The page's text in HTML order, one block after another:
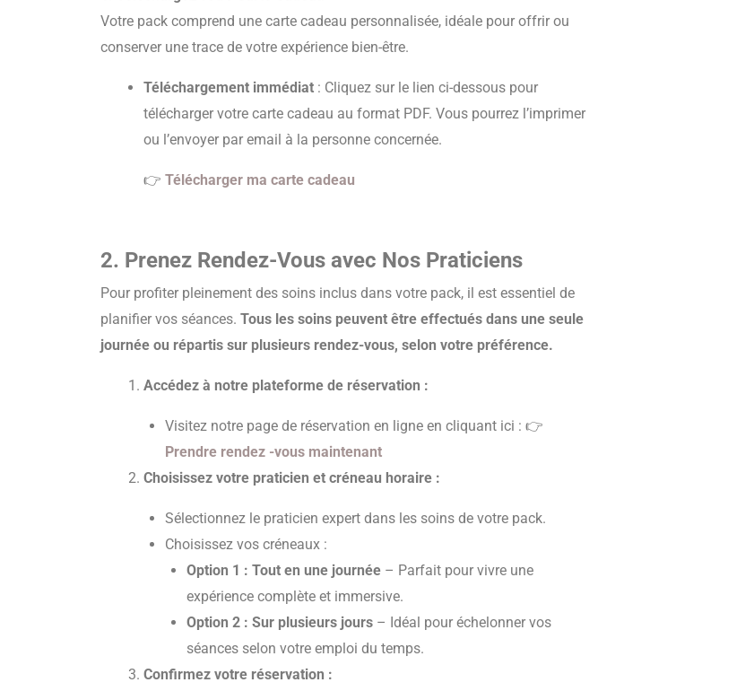
Votre pack comprend une carte cadeau personnalisée, idéale pour offrir ou
conserver une trace de votre expérience bien-être.
Téléchargement immédiat : Cliquez sur le lien ci-dessous pour
télécharger votre carte cadeau au format PDF. Vous pourrez l’imprimer
ou l’envoyer par email à la personne concernée.
👉 Télécharger ma carte cadeau
2. Prenez Rendez-Vous avec Nos Praticiens
Pour profiter pleinement des soins inclus dans votre pack, il est essentiel de
planifier vos séances. Tous les soins peuvent être effectués dans une seule
journée ou répartis sur plusieurs rendez-vous, selon votre préférence.
Accédez à notre plateforme de réservation :
Visitez notre page de réservation en ligne en cliquant ici : 👉
Prendre rendez -vous maintenant
Choisissez votre praticien et créneau horaire :
Sélectionnez le praticien expert dans les soins de votre pack.
Choisissez vos créneaux :
Option 1 : Tout en une journée – Parfait pour vivre une
expérience complète et immersive.
Option 2 : Sur plusieurs jours – Idéal pour échelonner vos
séances selon votre emploi du temps.
Confirmez votre réservation :